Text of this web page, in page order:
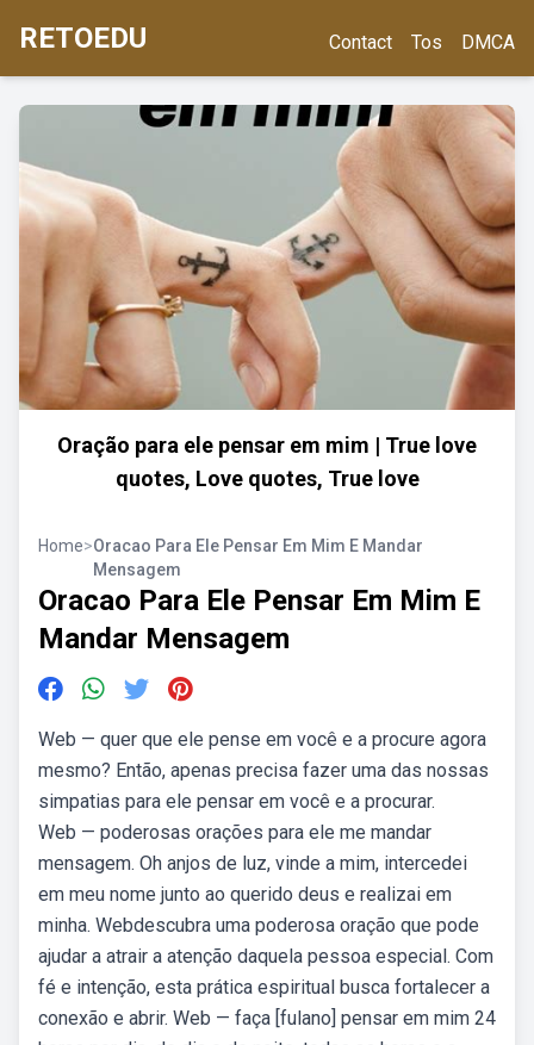
RETOEDU Contact Tos DMCA
Oração para ele pensar em mim | True love
quotes, Love quotes, True love
Home>Oracao Para Ele Pensar Em Mim E Mandar
Mensagem
Oracao Para Ele Pensar Em Mim E
Mandar Mensagem
Web — quer que ele pense em você e a procure agora
mesmo? Então, apenas precisa fazer uma das nossas
simpatias para ele pensar em você e a procurar.
Web — poderosas orações para ele me mandar
mensagem. Oh anjos de luz, vinde a mim, intercedei
em meu nome junto ao querido deus e realizai em
minha. Webdescubra uma poderosa oração que pode
ajudar a atrair a atenção daquela pessoa especial. Com
fé e intenção, esta prática espiritual busca fortalecer a
conexão e abrir. Web — faça [fulano] pensar em mim 24